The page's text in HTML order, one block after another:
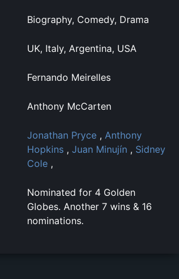
Biography, Comedy, Drama
UK, Italy, Argentina, USA
Fernando Meirelles
Anthony McCarten
Jonathan Pryce , Anthony
Hopkins , Juan Minujín , Sidney
Cole ,
Nominated for 4 Golden
Globes. Another 7 wins & 16
nominations.